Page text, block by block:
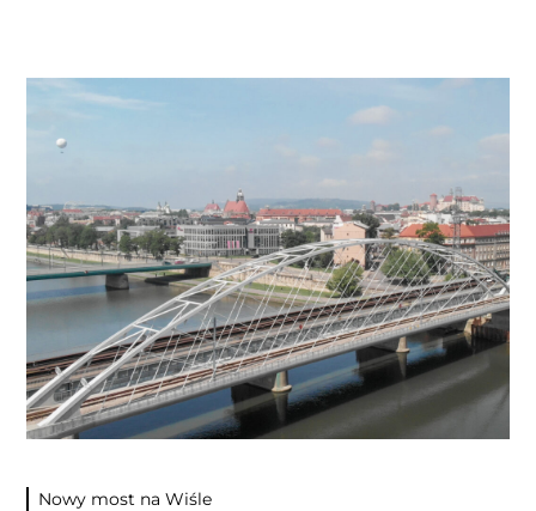
Nowy most na Wiśle